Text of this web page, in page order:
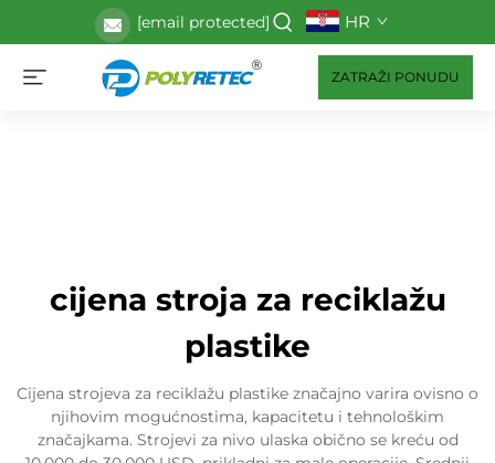
[email protected] HR
ZATRAŽI PONUDU
cijena stroja za reciklažu
plastike
Cijena strojeva za reciklažu plastike značajno varira ovisno o
njihovim mogućnostima, kapacitetu i tehnološkim
značajkama. Strojevi za nivo ulaska obično se kreću od